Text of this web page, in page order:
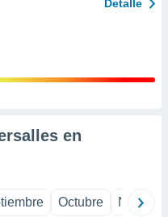
Detalle
en
Octubre